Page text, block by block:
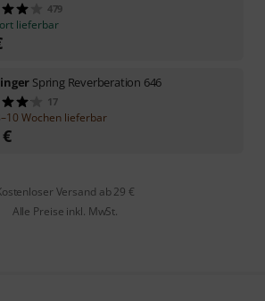
479
lieferbar
Spring Reverberation 646
17
Wochen lieferbar
€
Versand ab 29 €
Alle Preise inkl. MwSt.